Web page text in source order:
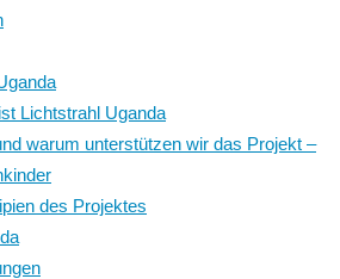
Lichtstrahl Uganda
warum unterstützen wir das Projekt –
des Projektes